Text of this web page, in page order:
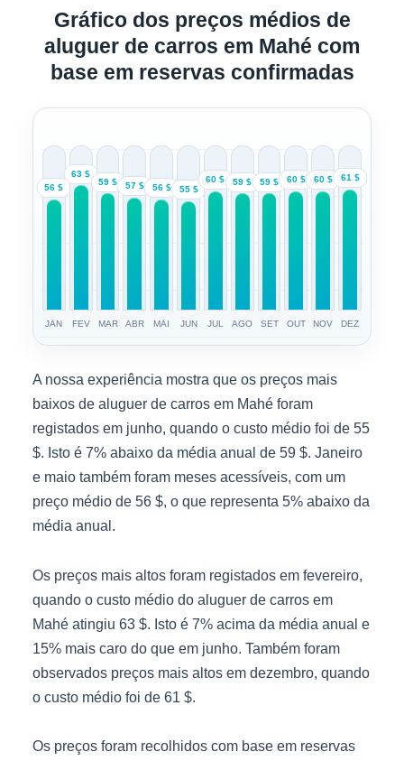
Gráfico dos preços médios de
aluguer de carros em Mahé com
base em reservas confirmadas
56 $
JAN
63 $
FEV
59 $
MAR
57 $
ABR
56 $
MAI
55 $
JUN
60 $
JUL
59 $
AGO
59 $
SET
60 $
OUT
60 $
NOV
61 $
DEZ
A nossa experiência mostra que os preços mais
baixos de aluguer de carros em Mahé foram
registados em junho, quando o custo médio foi de 55
$. Isto é 7% abaixo da média anual de 59 $. Janeiro
e maio também foram meses acessíveis, com um
preço médio de 56 $, o que representa 5% abaixo da
média anual.
Os preços mais altos foram registados em fevereiro,
quando o custo médio do aluguer de carros em
Mahé atingiu 63 $. Isto é 7% acima da média anual e
15% mais caro do que em junho. Também foram
observados preços mais altos em dezembro, quando
o custo médio foi de 61 $.
Os preços foram recolhidos com base em reservas